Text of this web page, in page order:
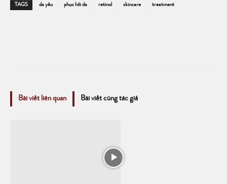
TAGS da yếu phục hồi da retinol skincare treatment
Bài viết liên quan Bài viết cùng tác giả